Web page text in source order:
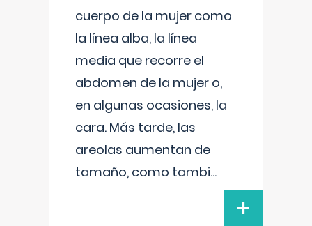
cuerpo de la mujer como
la línea alba, la línea
media que recorre el
abdomen de la mujer o,
en algunas ocasiones, la
cara. Más tarde, las
areolas aumentan de
tamaño, como tambi...
+